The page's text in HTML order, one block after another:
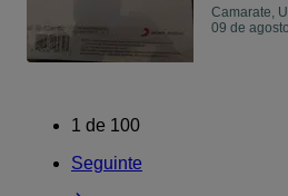
Camarate,
09 de
1 de 100
Seguinte